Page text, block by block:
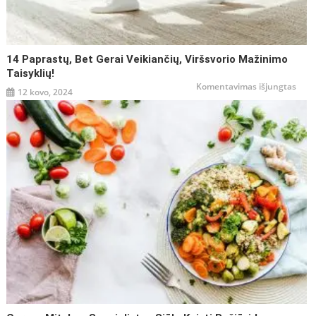
14 Paprastų, Bet Gerai Veikiančių, Viršsvorio Mažinimo
Taisyklių!
12 kovo, 2024 Komentavimas išjungtasįraše
gerai